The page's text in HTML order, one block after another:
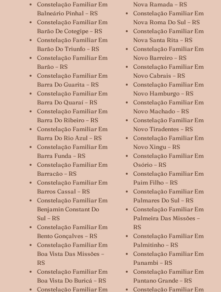
Constelação Familiar Em
Balneário Pinhal – RS
Constelação Familiar Em
Barão De Cotegipe – RS
Constelação Familiar Em
Barão Do Triunfo – RS
Constelação Familiar Em
Barão – RS
Constelação Familiar Em
Barra Do Guarita – RS
Constelação Familiar Em
Barra Do Quaraí – RS
Constelação Familiar Em
Barra Do Ribeiro – RS
Constelação Familiar Em
Barra Do Rio Azul – RS
Constelação Familiar Em
Barra Funda – RS
Constelação Familiar Em
Barracão – RS
Constelação Familiar Em
Barros Cassal – RS
Constelação Familiar Em
Benjamin Constant Do
Sul – RS
Constelação Familiar Em
Bento Gonçalves – RS
Constelação Familiar Em
Boa Vista Das Missões –
RS
Constelação Familiar Em
Boa Vista Do Buricá – RS
Constelação Familiar Em
Nova Ramada – RS
Constelação Familiar Em
Nova Roma Do Sul – RS
Constelação Familiar Em
Nova Santa Rita – RS
Constelação Familiar Em
Novo Barreiro – RS
Constelação Familiar Em
Novo Cabrais – RS
Constelação Familiar Em
Novo Hamburgo – RS
Constelação Familiar Em
Novo Machado – RS
Constelação Familiar Em
Novo Tiradentes – RS
Constelação Familiar Em
Novo Xingu – RS
Constelação Familiar Em
Osório – RS
Constelação Familiar Em
Paim Filho – RS
Constelação Familiar Em
Palmares Do Sul – RS
Constelação Familiar Em
Palmeira Das Missões –
RS
Constelação Familiar Em
Palmitinho – RS
Constelação Familiar Em
Panambi – RS
Constelação Familiar Em
Pantano Grande – RS
Constelação Familiar Em